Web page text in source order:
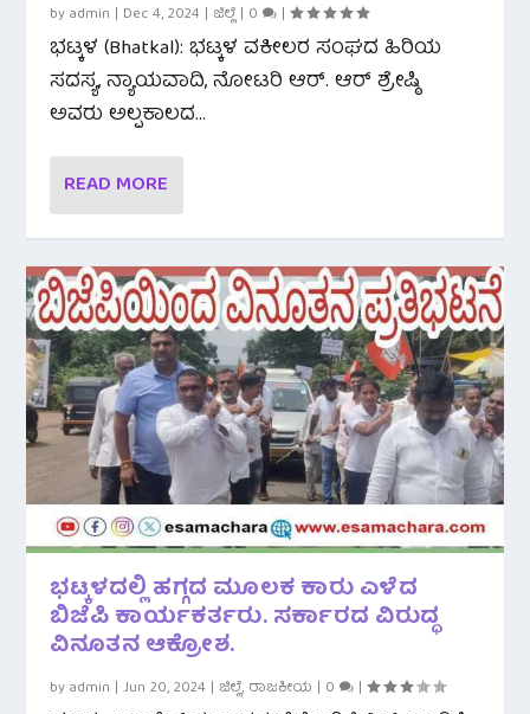
byadmin | Dec 4, 2024 | ಜಿಲ್ಲೆ| 0 |
ಭಟ್ಕಳ (Bhatkal): ಭಟ್ಕಳ ವಕೀಲರ ಸಂಘದ ಹಿರಿಯ
ಸದಸ್ಯ, ನ್ಯಾಯವಾದಿ, ನೋಟರಿ ಆರ್. ಆರ್ ಶ್ರೇಷ್ಠಿ
ಅವರು ಅಲ್ಪಕಾಲದ...
READ MORE
ಭಟ್ಕಳದಲ್ಲಿ ಹಗ್ಗದ ಮೂಲಕ ಕಾರು ಎಳೆದ
ಬಿಜೆಪಿ ಕಾರ್ಯಕರ್ತರು. ಸರ್ಕಾರದ ವಿರುದ್ಧ
ವಿನೂತನ ಆಕ್ರೋಶ.
byadmin | Jun 20, 2024 | ಜಿಲ್ಲೆ, ರಾಜಕೀಯ | 0 |